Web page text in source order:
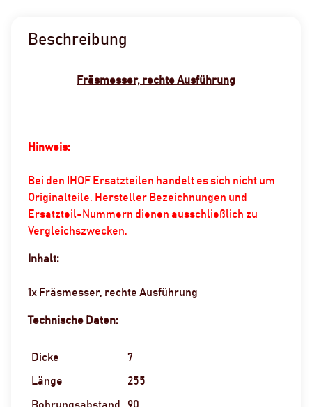
Beschreibung
Fräsmesser, rechte Ausführung
Hinweis:
Bei den IHOF Ersatzteilen handelt es sich nicht um
Originalteile. Hersteller Bezeichnungen und
Ersatzteil-Nummern dienen ausschließlich zu
Vergleichszwecken.
Inhalt:
1x Fräsmesser, rechte Ausführung
Technische Daten:
Dicke 7
Länge 255
Bohrungsabstand 90